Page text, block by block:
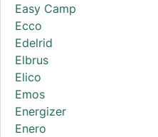
Easy Camp
Ecco
Edelrid
Elbrus
Elico
Emos
Energizer
Enero